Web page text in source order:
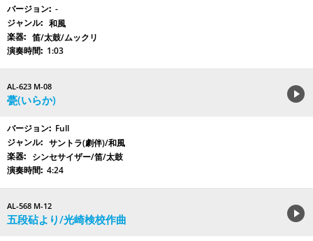
-
和風
笛/太鼓/ムックリ
1:03
AL-623 M-08
甍(いらか)
Full
サントラ(劇伴)/和風
シンセサイザー/笛/太鼓
4:24
AL-568 M-12
五段砧より/光崎検校作曲